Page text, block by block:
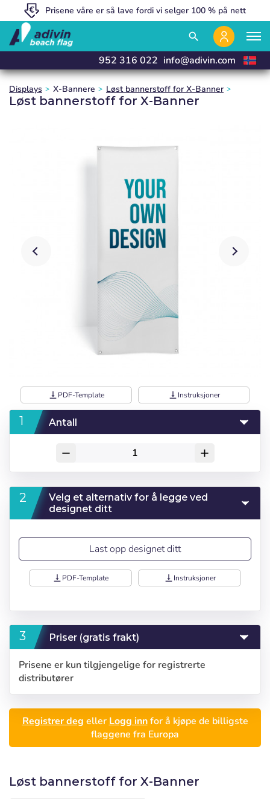
Vi produserer og leverer innen 24 timer
Eksklusivt salg til profesjonelle partnere
Prisene våre er så lave fordi vi selger 100 % på nett
search
Bruker (VAT):
Passord:
952 316 022 info@adivin.com
Velg språk
Português
Français
Displays X-Bannere Løst bannerstoff for X-Banner
Løst bannerstoff for X-Banner
vertical_align_bottom PDF-Template vertical_align_bottom Instruksjoner
Antall
remove add
Velg et alternativ for å legge ved
designet ditt
Last opp designet ditt
vertical_align_bottom PDF-Template vertical_align_bottom Instruksjoner
Priser (gratis frakt)
Prisene er kun tilgjengelige for registrerte
distributører
Registrer deg eller Logg innfor å kjøpe de billigste
flaggene fra Europa
Løst bannerstoff for X-Banner
Precios por unidad
Añadiendo producto al carrito
Espera, por favor
Espere, por favor